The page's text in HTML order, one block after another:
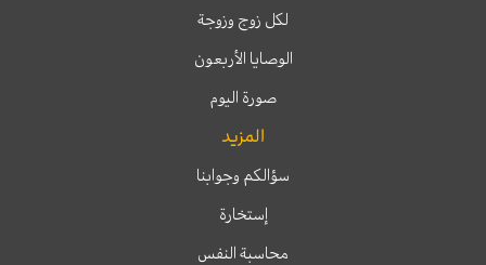
لكل زوج وزوجة
الوصايا الأربعون
صورة اليوم
المزيد
سؤالكم وجوابنا
إستخارة
محاسبة النفس